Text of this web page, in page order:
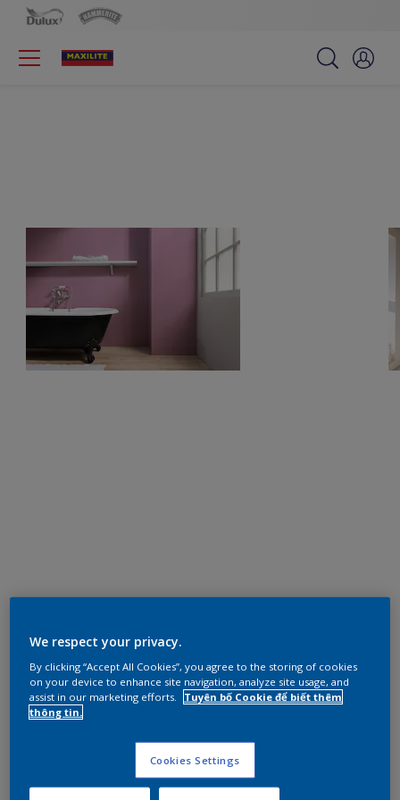
We respect your privacy.
By clicking “Accept All Cookies”, you agree to the storing of cookies
on your device to enhance site navigation, analyze site usage, and
assist in our marketing efforts.
Tuyên bố Cookie để biết thêm
thông tin.
Cookies Settings